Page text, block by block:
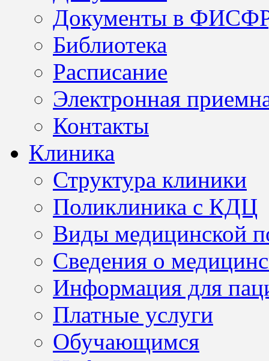
Документы в
Библиотека
Расписание
Электронная
Контакты
Клиника
Структура клиники
Поликлиника с КДЦ
Виды медицинской
Сведения о
Информация для
Платные услуги
Обучающимся